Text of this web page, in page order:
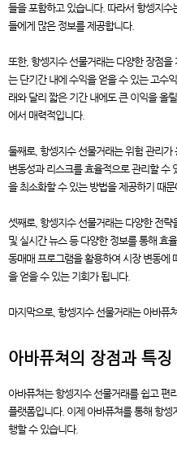
들을 포함하고 있습니다. 따라서 항셍지
들에게 많은 정보를 제공합니다.
또한, 항셍지수 선물거래는 다양한 장점
는 단기간 내에 수익을 얻을 수 있는 고수
래와 달리 짧은 기간 내에도 큰 이익을 올
에서 매력적입니다.
둘째로, 항셍지수 선물거래는 위험 관리
변동성과 리스크를 효율적으로 관리할 수
을 최소화할 수 있는 방법을 제공하기 때
셋째로, 항셍지수 선물거래는 다양한 전
및 실시간 뉴스 등 다양한 정보를 통해 효
동매매 프로그램을 활용하여 시장 변동에
을 얻을 수 있는 기회가 됩니다.
마지막으로, 항셍지수 선물거래는 아바퓨
아바퓨쳐의 장점과 특징
아바퓨쳐는 항셍지수 선물거래를 쉽고 편
플랫폼입니다. 이제 아바퓨쳐를 통해 항
행할 수 있습니다.